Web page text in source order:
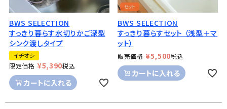
BWS SELECTION
すっきり暮らす水切りかご深型
シンク渡しタイプ
イチオシ
限定価格 ¥5,390税込
カートに入れる
BWS SELECTION
すっきり暮らすセット （浅型＋マ
ット）
販売価格 ¥5,500税込
カートに入れる